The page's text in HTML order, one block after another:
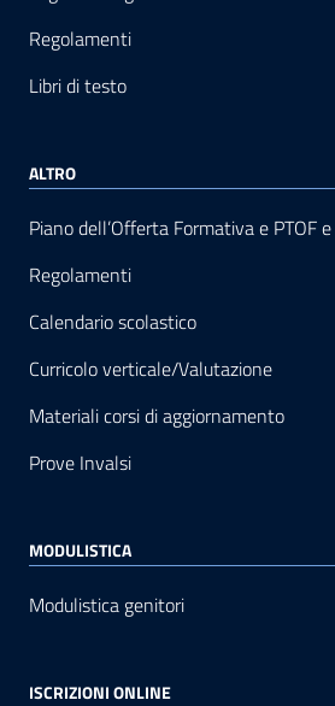
Regolamenti
Libri di testo
ALTRO
Piano dell’Offerta Formativa e PTOF
Regolamenti
Calendario scolastico
Curricolo verticale/Valutazione
Materiali corsi di aggiornamento
Prove Invalsi
MODULISTICA
Modulistica genitori
ISCRIZIONI ONLINE